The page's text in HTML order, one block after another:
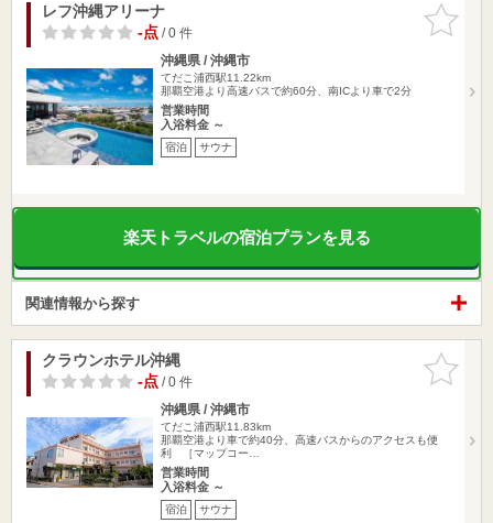
お気に入
りに追加
レフ沖縄アリーナ
-点/ 0 件
沖縄県 / 沖縄市
てだこ浦西駅11.22km
那覇空港より高速バスで約60分、南ICより車で2分
営業時間
入浴料金 ～
宿泊 サウナ
楽天トラベルの宿泊プランを見る
関連情報から探す
お気に入
りに追加
クラウンホテル沖縄
-点/ 0 件
沖縄県 / 沖縄市
てだこ浦西駅11.83km
那覇空港より車で約40分、高速バスからのアクセスも便
利 ［マップコー…
営業時間
入浴料金 ～
宿泊 サウナ